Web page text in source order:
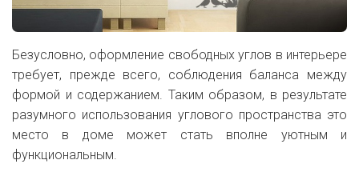
Безусловно, оформление свободных углов в интерьере
требует, прежде всего, соблюдения баланса между
формой и содержанием. Таким образом, в результате
разумного использования углового пространства это
место в доме может стать вполне уютным и
функциональным.